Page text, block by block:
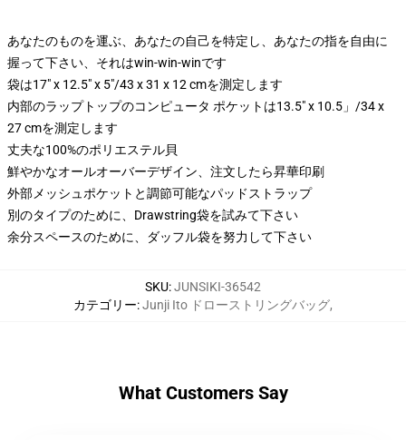
あなたのものを運ぶ、あなたの自己を特定し、あなたの指を自由に
握って下さい、それはwin-win-winです
袋は17" x 12.5" x 5"/43 x 31 x 12 cmを測定します
内部のラップトップのコンピュータ ポケットは13.5" x 10.5」/34 x
27 cmを測定します
丈夫な100%のポリエステル貝
鮮やかなオールオーバーデザイン、注文したら昇華印刷
外部メッシュポケットと調節可能なパッドストラップ
別のタイプのために、Drawstring袋を試みて下さい
余分スペースのために、ダッフル袋を努力して下さい
SKU:JUNSIKI-36542
カテゴリー:Junji Ito ドローストリングバッグ,
What Customers Say